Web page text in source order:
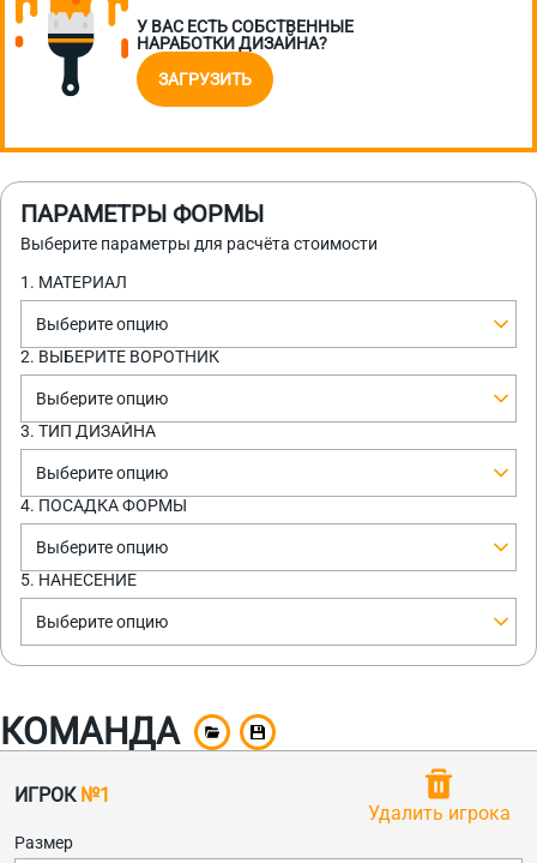
У ВАС ЕСТЬ СОБСТВЕННЫЕ
НАРАБОТКИ ДИЗАЙНА?
ЗАГРУЗИТЬ
ПАРАМЕТРЫ ФОРМЫ
Выберите параметры для расчёта стоимости
1. МАТЕРИАЛ
Выберите опцию
2. ВЫБЕРИТЕ ВОРОТНИК
Выберите опцию
3. ТИП ДИЗАЙНА
Выберите опцию
4. ПОСАДКА ФОРМЫ
Выберите опцию
5. НАНЕСЕНИЕ
Выберите опцию
КОМАНДА
ИГРОК №1
Удалить игрока
Размер